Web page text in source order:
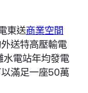
東送商業空間
送特高壓輸電
電站年均發電
滿足一座50萬